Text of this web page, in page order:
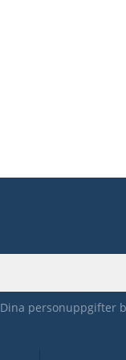
Dina personuppgifter